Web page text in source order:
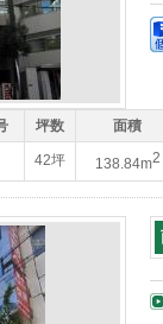
坪数 面積
42坪 138.84m2